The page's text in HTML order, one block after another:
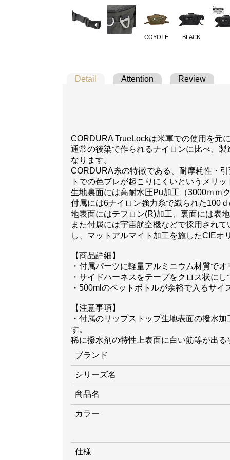
COYOTE BLACK
Detail Attention Review
CORDURA TrueLockは米軍での使用を元
通常の後染で作られるナイロンに比べ、
なります。
CORDURA糸の特徴である、耐摩耗性・
トでの色ブレが起こりにくいというメリ
生地裏面には高耐水圧Pu加工（3000ｍｍ
付属には6ナイロン強力糸で織られた100
地表面にはテフロン(R)加工、裏面には表
また付属には宇宙航空機などで採用され
し、マットアルマイト加工を施したCIE
【商品詳細】
・付属パーツに軽量アルミニウム材質で
・サイドハーネスをテープをクロス状に
・500mlのペットボトルが余裕で入るサイ
【注意事項】
・付属のリップストップ生地表面の撥水
す。
稀に撥水剤の特性上表面に白い筋等が出
ブランド
シリーズ名
商品名
カラー
仕様